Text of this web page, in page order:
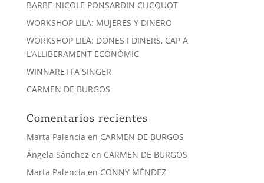
BARBE-NICOLE PONSARDIN CLICQUOT
WORKSHOP LILA: MUJERES Y DINERO
WORKSHOP LILA: DONES I DINERS, CAP A
L’ALLIBERAMENT ECONÒMIC
WINNARETTA SINGER
CARMEN DE BURGOS
Comentarios recientes
Marta Palencia en CARMEN DE BURGOS
Ángela Sánchez en CARMEN DE BURGOS
Marta Palencia en CONNY MÉNDEZ